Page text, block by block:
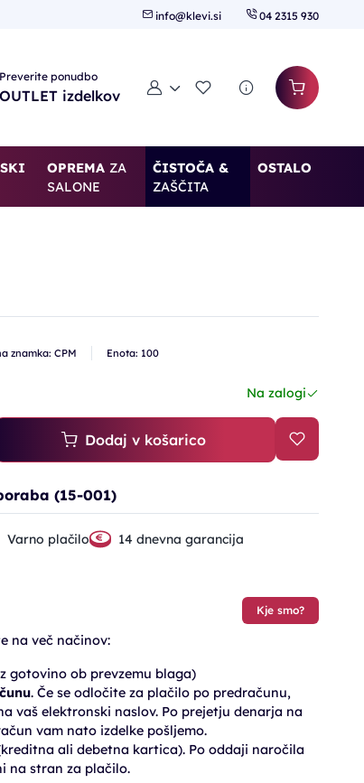
info@klevi.si 04 2315 930
Preverite ponudbo
OUTLET izdelkov Moj računSeznam želja
OPREMAZA
SALONE
ČISTOČA &
ZAŠČITA
OSTALO
znamka: CPM Enota: 100
Na zalogi
Dodaj v košarico
(15-001)
Varno plačilo 14 dnevna garancija
Kje smo?
na več načinov:
gotovino ob prevzemu blaga)
. Če se odločite za plačilo po predračunu,
vaš elektronski naslov. Po prejetju denarja na
vam nato izdelke pošljemo.
ali debetna kartica). Po oddaji naročila
na stran za plačilo.